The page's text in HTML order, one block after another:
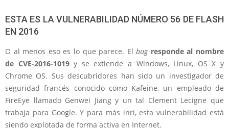
ESTA ES LA VULNERABILIDAD NÚMERO 56 DE FLASH
EN 2016
O al menos eso es lo que parece. Elbug responde al nombre
de CVE-2016-1019y se extiende a Windows, Linux, OS X y
Chrome OS. Sus descubridores han sido un investigador de
seguridad francés conocido como Kafeine, un empleado de
FireEye llamado Genwei Jiang y un tal Clement Lecigne que
trabaja para Google. Y para más inri, esta vulnerabilidad está
siendo explotada de forma activa en Internet.